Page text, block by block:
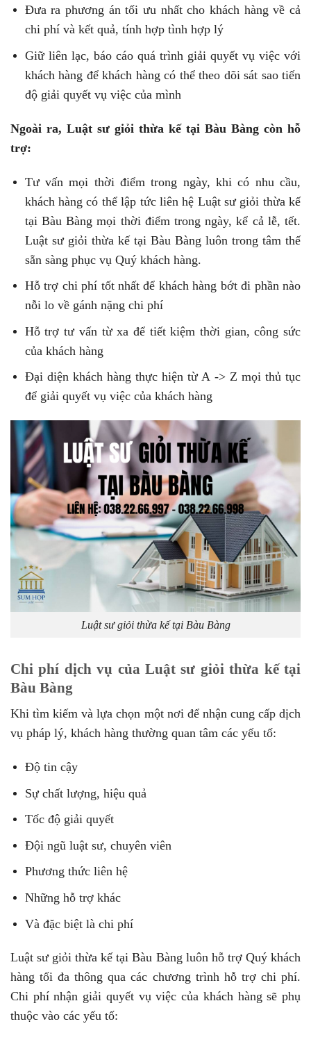
Đưa ra phương án tối ưu nhất cho khách hàng về cả
chi phí và kết quả, tính hợp tình hợp lý
Giữ liên lạc, báo cáo quá trình giải quyết vụ việc với
khách hàng để khách hàng có thể theo dõi sát sao tiến
độ giải quyết vụ việc của mình
Ngoài ra, Luật sư giỏi thừa kế tại Bàu Bàng còn hỗ
trợ:
Tư vấn mọi thời điểm trong ngày, khi có nhu cầu,
khách hàng có thể lập tức liên hệ Luật sư giỏi thừa kế
tại Bàu Bàng mọi thời điểm trong ngày, kể cả lễ, tết.
Luật sư giỏi thừa kế tại Bàu Bàng luôn trong tâm thế
sẵn sàng phục vụ Quý khách hàng.
Hỗ trợ chi phí tốt nhất để khách hàng bớt đi phần nào
nỗi lo về gánh nặng chi phí
Hỗ trợ tư vấn từ xa để tiết kiệm thời gian, công sức
của khách hàng
Đại diện khách hàng thực hiện từ A -> Z mọi thủ tục
để giải quyết vụ việc của khách hàng
Luật sư giỏi thừa kế tại Bàu Bàng
Chi phí dịch vụ của Luật sư giỏi thừa kế tại
Bàu Bàng
Khi tìm kiếm và lựa chọn một nơi để nhận cung cấp dịch
vụ pháp lý, khách hàng thường quan tâm các yếu tố:
Độ tin cậy
Sự chất lượng, hiệu quả
Tốc độ giải quyết
Đội ngũ luật sư, chuyên viên
Phương thức liên hệ
Những hỗ trợ khác
Và đặc biệt là chi phí
Luật sư giỏi thừa kế tại Bàu Bàng luôn hỗ trợ Quý khách
hàng tối đa thông qua các chương trình hỗ trợ chi phí.
Chi phí nhận giải quyết vụ việc của khách hàng sẽ phụ
thuộc vào các yếu tố: